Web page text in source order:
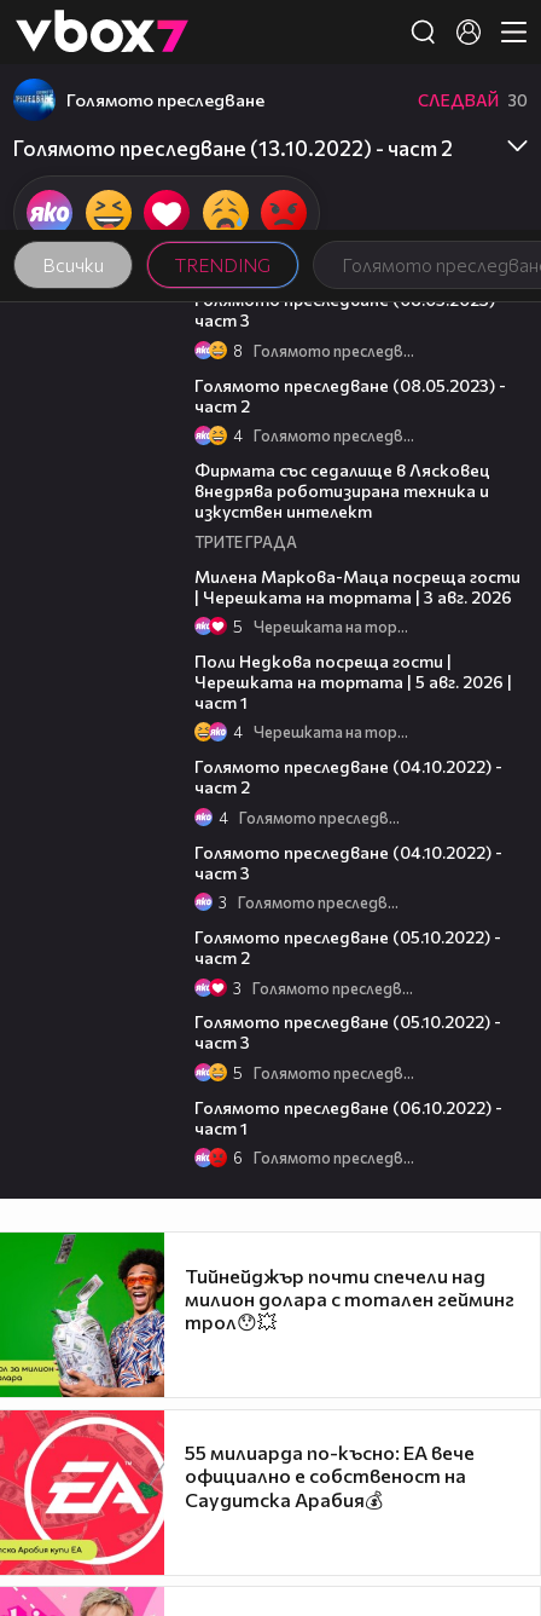
👾
Всички TRENDING Голямото
Голямото преследване СЛЕДВАЙ 30
Голямото преследване (13.10.2022) - част 2
09:13
Голямото преследване (08.05.2023) -
част 3
8 Голямото преследване
Голямото преследване (08.05.2023) -
част 2
4 Голямото преследване
Фирмата със седалище в Лясковец
внедрява роботизирана техника и
изкуствен интелект
ТРИТЕ ГРАДА
Милена Маркова-Маца посреща гости
| Черешката на тортата | 3 авг. 2026
5 Черешката на тортата
Поли Недкова посреща гости |
Черешката на тортата | 5 авг. 2026 |
част 1
4 Черешката на тортата
Голямото преследване (04.10.2022) -
част 2
4 Голямото преследване
Голямото преследване (04.10.2022) -
част 3
3 Голямото преследване
Голямото преследване (05.10.2022) -
част 2
3 Голямото преследване
Голямото преследване (05.10.2022) -
част 3
5 Голямото преследване
Голямото преследване (06.10.2022) -
част 1
6 Голямото преследване
Тийнейджър почти спечели над
милион долара с тотален гейминг
трол😯💥
55 милиарда по-късно: EA вече
официално е собственост на
Саудитска Арабия💰